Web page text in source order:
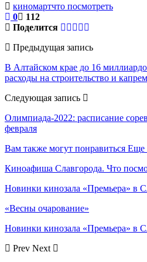
киномартчто посмотреть
0
112
Поделится
Предыдущая запись
В Алтайском крае до 16
расходы на строительство и
Следующая запись
Олимпиада-2022: расписание
февраля
Вам также могут понравиться Еще
Киноафиша Славгорода. Что
Новинки кинозала «Премьера» в
«Весны очарование»
Новинки кинозала «Премьера» в
Prev Next